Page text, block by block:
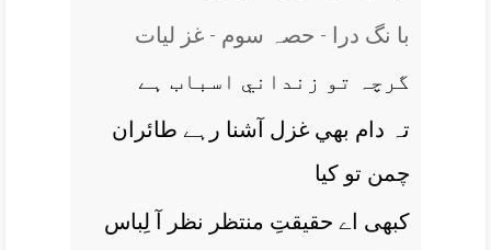
با نگ درا - حصہ سوم - غز ليات
گرچہ تو زنداني اسباب ہے
تہ دام بھي غزل آشنا رہے طائران
چمن تو کيا
کبھی اے حقيقتِ منتظر نظر آ لِباس